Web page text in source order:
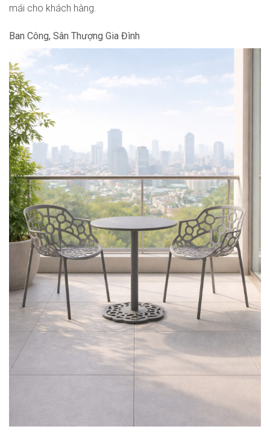
mái cho khách hàng.
Ban Công, Sân Thượng Gia Đình